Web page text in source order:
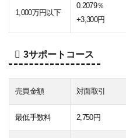
1,000万円以下
0.2079％
+3,300円
3サポートコース
売買金額 対面取引
最低手数料 2,750円